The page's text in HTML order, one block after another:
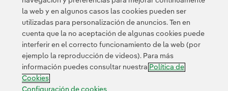
Contacta Política de Privacidad Información legal
Transparencia en el uso de la IA Política de cookies
Configuración de cookies Accesibilidad Canal de denuncias
la web y en algunos casos las cookies pueden ser
utilizadas para personalización de anuncios. Ten en
cuenta que la no aceptación de algunas cookies puede
interferir en el correcto funcionamiento de la web (por
ejemplo la reproducción de videos). Para más
información puedes consultar nuestra Política de
Cookies
Configuración de cookies